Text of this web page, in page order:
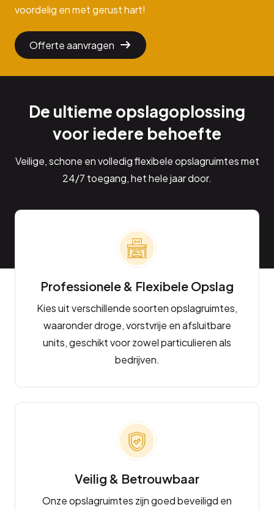
voordelig en met gerust hart!
Offerte aanvragen
De ultieme opslagoplossing
voor iedere behoefte
Veilige, schone en volledig flexibele opslagruimtes met
24/7 toegang, het hele jaar door.
Professionele & Flexibele Opslag
Kies uit verschillende soorten opslagruimtes,
waaronder droge, vorstvrije en afsluitbare
units, geschikt voor zowel particulieren als
bedrijven.
Veilig & Betrouwbaar
Onze opslagruimtes zijn goed beveiligd en